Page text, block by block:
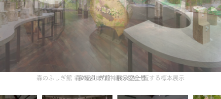
森のふしぎ館：多種多様な沖縄の木を一覧する標本展示